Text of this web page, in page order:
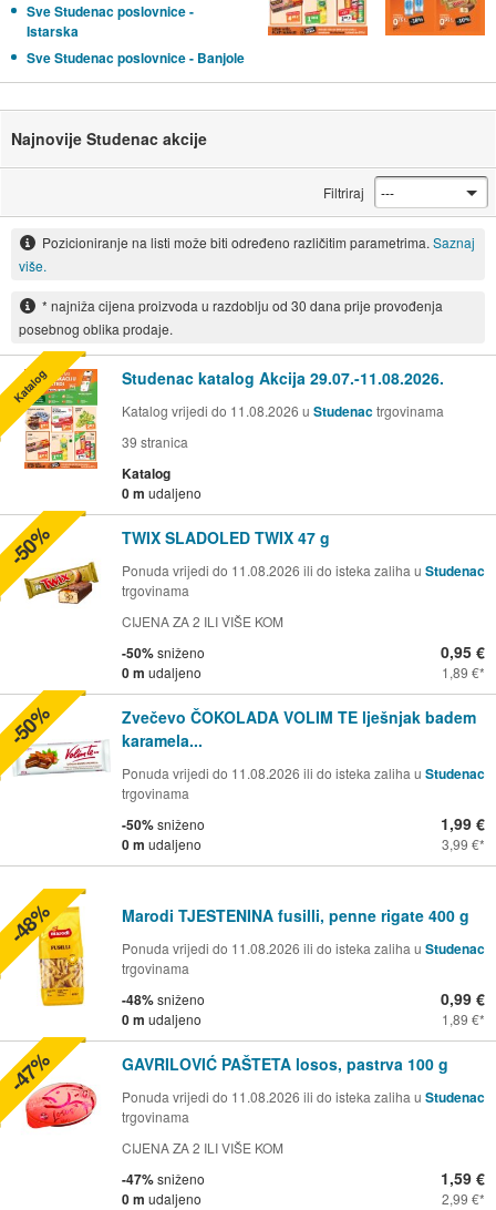
Sve Studenac poslovnice -
Istarska
Sve Studenac poslovnice - Banjole
Najnovije Studenac akcije
Filtriraj
Pozicioniranje na listi može biti određeno različitim parametrima. Saznaj
više.
* najniža cijena proizvoda u razdoblju od 30 dana prije provođenja
posebnog oblika prodaje.
Studenac katalog Akcija 29.07.-11.08.2026.
Katalog vrijedi do 11.08.2026 u Studenactrgovinama
39 stranica
Katalog
0 m udaljeno
Katalog
TWIX SLADOLED TWIX 47 g
Ponuda vrijedi do 11.08.2026 ili do isteka zaliha u Studenac
trgovinama
CIJENA ZA 2 ILI VIŠE KOM
-50%sniženo
0 m udaljeno
0,95 €
1,89 €
-50%
Zvečevo ČOKOLADA VOLIM TE lješnjak badem
karamela...
Ponuda vrijedi do 11.08.2026 ili do isteka zaliha u Studenac
trgovinama
-50%sniženo
0 m udaljeno
1,99 €
3,99 €
-50%
Marodi TJESTENINA fusilli, penne rigate 400 g
Ponuda vrijedi do 11.08.2026 ili do isteka zaliha u Studenac
trgovinama
-48%sniženo
0 m udaljeno
0,99 €
1,89 €
-48%
GAVRILOVIĆ PAŠTETA losos, pastrva 100 g
Ponuda vrijedi do 11.08.2026 ili do isteka zaliha u Studenac
trgovinama
CIJENA ZA 2 ILI VIŠE KOM
-47%sniženo
0 m udaljeno
1,59 €
2,99 €
-47%